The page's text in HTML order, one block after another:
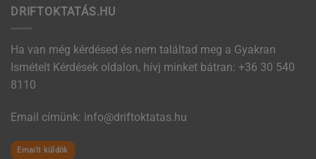
DRIFTOKTATÁS.HU
Ha van még kérdésed és nem találtad meg a Gyakran
Ismételt Kérdések oldalon, hívj minket bátran: +36 30 540
8110
Email címünk: uh.satatkotfird@ofni
Emailt küldök